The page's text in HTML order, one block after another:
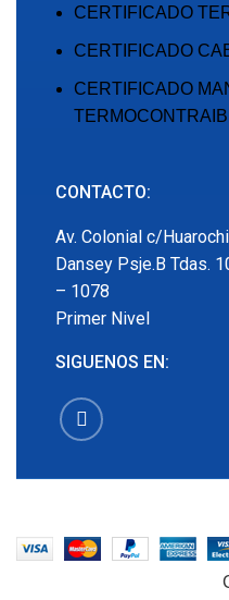
CERTIFICADO
CERTIFICADO
CERTIFICADO
CONTACTO:
Av. Colonial c/
Dansey Psje.B Tdas.
– 1078
Primer Nivel
SIGUENOS EN: